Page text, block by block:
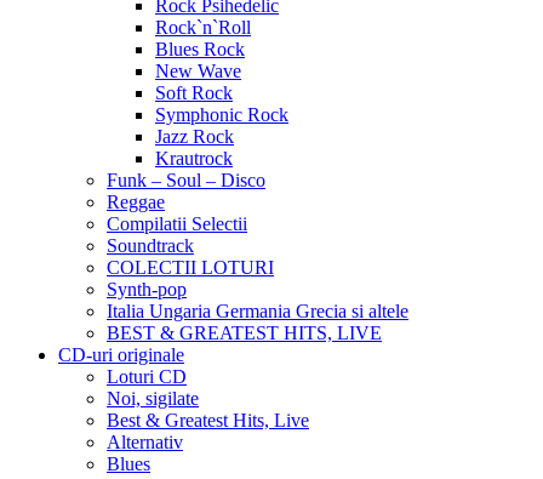
Rock Psihedelic
Rock`n`Roll
Blues Rock
New Wave
Soft Rock
Symphonic Rock
Jazz Rock
Krautrock
Funk – Soul – Disco
Reggae
Compilatii Selectii
Soundtrack
COLECTII LOTURI
Synth-pop
Italia Ungaria Germania Grecia si altele
BEST & GREATEST HITS, LIVE
CD-uri originale
Loturi CD
Noi, sigilate
Best & Greatest Hits, Live
Alternativ
Blues